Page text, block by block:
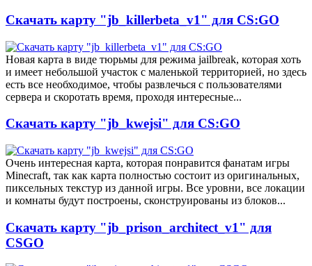
Скачать карту "jb_killerbeta_v1" для CS:GO
Новая карта в виде тюрьмы для режима jailbreak, которая хоть
и имеет небольшой участок с маленькой территорией, но здесь
есть все необходимое, чтобы развлечься с пользователями
сервера и скоротать время, проходя интересные...
Скачать карту "jb_kwejsi" для CS:GO
Очень интересная карта, которая понравится фанатам игры
Minecraft, так как карта полностью состоит из оригинальных,
пиксельных текстур из данной игры. Все уровни, все локации
и комнаты будут построены, сконструированы из блоков...
Скачать карту "jb_prison_architect_v1" для
CSGO